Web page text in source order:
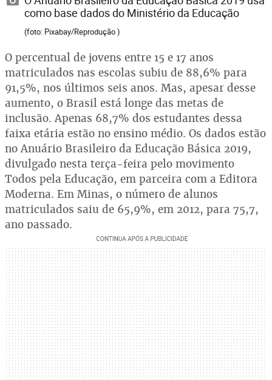
como base dados do Ministério da Educação
(foto: Pixabay/Reprodução )
O percentual de jovens entre 15 e 17 anos
matriculados nas escolas subiu de 88,6% para
91,5%, nos últimos seis anos. Mas, apesar desse
aumento, o Brasil está longe das metas de
inclusão. Apenas 68,7% dos estudantes dessa
faixa etária estão no ensino médio. Os dados estão
no Anuário Brasileiro da Educação Básica 2019,
divulgado nesta terça-feira pelo movimento
Todos pela Educação, em parceira com a Editora
Moderna. Em Minas, o número de alunos
matriculados saiu de 65,9%, em 2012, para 75,7,
ano passado.